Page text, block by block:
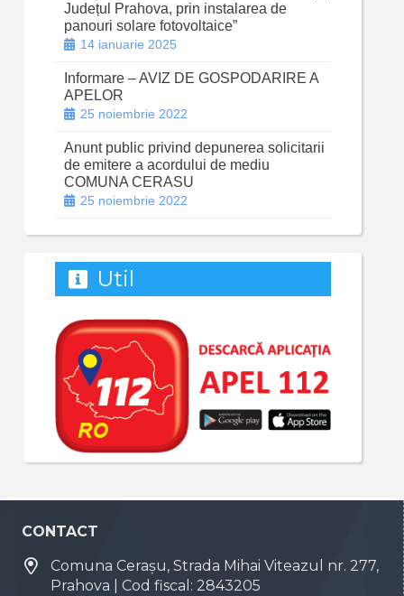
Județul Prahova, prin instalarea de
panouri solare fotovoltaice”
14 ianuarie 2025
Informare – AVIZ DE GOSPODARIRE A
APELOR
25 noiembrie 2022
Anunt public privind depunerea solicitarii
de emitere a acordului de mediu
COMUNA CERASU
25 noiembrie 2022
Util
CONTACT
Comuna Cerașu, Strada Mihai Viteazul nr. 277,
Prahova | Cod fiscal: 2843205